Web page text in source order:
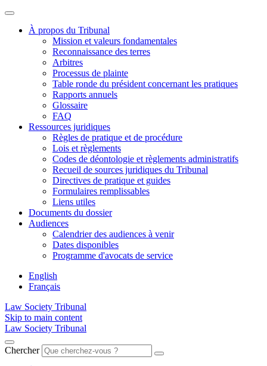
À propos du Tribunal
Mission et valeurs fondamentales
Reconnaissance des terres
Arbitres
Processus de plainte
Table ronde du président concernant les pratiques
Rapports annuels
Glossaire
FAQ
Ressources juridiques
Règles de pratique et de procédure
Lois et règlements
Codes de déontologie et règlements administratifs
Recueil de sources juridiques du Tribunal
Directives de pratique et guides
Formulaires remplissables
Liens utiles
Documents du dossier
Audiences
Calendrier des audiences à venir
Dates disponibles
Programme d'avocats de service
English
Français
Law Society Tribunal
Skip to main content
Law Society Tribunal
Chercher